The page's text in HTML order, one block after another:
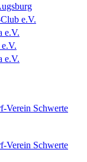
e.V.
e.V.
e.V.
Verein Schwerte
Verein Schwerte